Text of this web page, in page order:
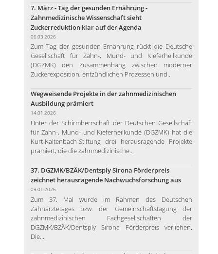
7. März - Tag der gesunden Ernährung -
Zahnmedizinische Wissenschaft sieht
Zuckerreduktion klar auf der Agenda
06.03.2026
Zum Tag der gesunden Ernährung rückt die Deutsche
Gesellschaft für Zahn-, Mund- und Kieferheilkunde
(DGZMK) den Zusammenhang zwischen moderner
Zuckerexposition, entzündlichen Prozessen und...
Wegweisende Projekte in der zahnmedizinischen
Ausbildung prämiert
14.01.2026
Unter der Schirmherrschaft der Deutschen Gesellschaft
für Zahn-, Mund- und Kieferheilkunde (DGZMK) hat die
Kurt-Kaltenbach-Stiftung drei herausragende Projekte
prämiert, die die zahnmedizinische...
37. DGZMK/BZÄK/Dentsply Sirona Förderpreis
zeichnet herausragende Nachwuchsforschung aus
09.01.2026
Zum 37. Mal wurde im Rahmen des Deutschen
Zahnärztetages bzw. der Gemeinschaftstagung der
zahnmedizinischen Fachgesellschaften der
DGZMK/BZÄK/Dentsply Sirona Förderpreis verliehen.
Die...